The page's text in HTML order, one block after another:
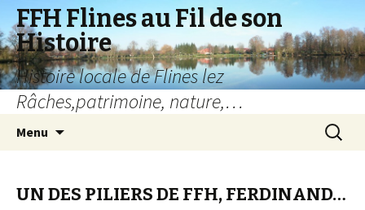
FFH Flines au Fil de son
Histoire
Histoire locale de Flines lez
Râches,patrimoine, nature,…
Menu
UN DES PILIERS DE FFH, FERDINAND…